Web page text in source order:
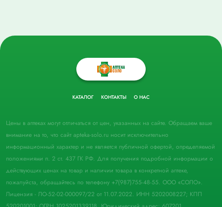
КАТАЛОГ КОНТАКТЫ О НАС
Цены в аптеках могут отличаться от цен, указанных на сайте. Обращаем ваше
внимание на то, что сайт apteka-solo.ru носит исключительно
информационный характер и не является публичной офертой, определяемой
положениями п. 2 ст. 437 ГК РФ. Для получения подробной информации о
действующих ценах на товар и наличии товара в конкретной аптеке,
пожалуйста, обращайтесь по телефону +7(987)755-48-55. ООО «СОЛО».
Лицензия - ЛО-52-02-000097/22 от 11.07.2022. ИНН 5202008227; КПП